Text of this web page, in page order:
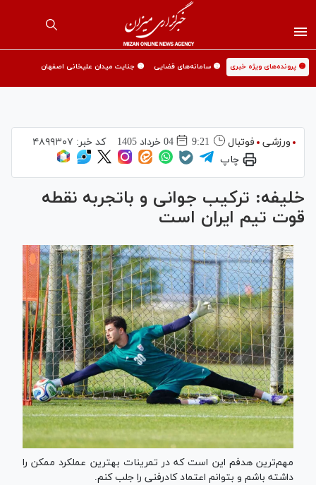
🟡 پرونده‌های ویژه خبری 🟡 سامانه‌های قضایی 🟡 جنایت میدان علیخانی اصفهان
ورزشی فوتبال 9:21 04 خرداد 1405 کد خبر: ۴۸۹۹۳۰۷
چاپ
خلیفه: ترکیب جوانی و باتجربه نقطه
قوت تیم ایران است
مهم‌ترین هدفم این است که در تمرینات بهترین عملکرد ممکن را
داشته باشم و بتوانم اعتماد کادرفنی را جلب کنم.